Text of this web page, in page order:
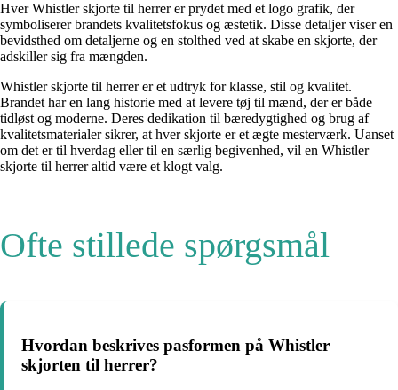
Hver Whistler skjorte til herrer er prydet med et logo grafik, der
symboliserer brandets kvalitetsfokus og æstetik. Disse detaljer viser en
bevidsthed om detaljerne og en stolthed ved at skabe en skjorte, der
adskiller sig fra mængden.
Whistler skjorte til herrer er et udtryk for klasse, stil og kvalitet.
Brandet har en lang historie med at levere tøj til mænd, der er både
tidløst og moderne. Deres dedikation til bæredygtighed og brug af
kvalitetsmaterialer sikrer, at hver skjorte er et ægte mesterværk. Uanset
om det er til hverdag eller til en særlig begivenhed, vil en Whistler
skjorte til herrer altid være et klogt valg.
Ofte stillede spørgsmål
Hvordan beskrives pasformen på Whistler
skjorten til herrer?